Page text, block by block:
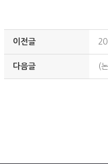
이전글
다음글 (